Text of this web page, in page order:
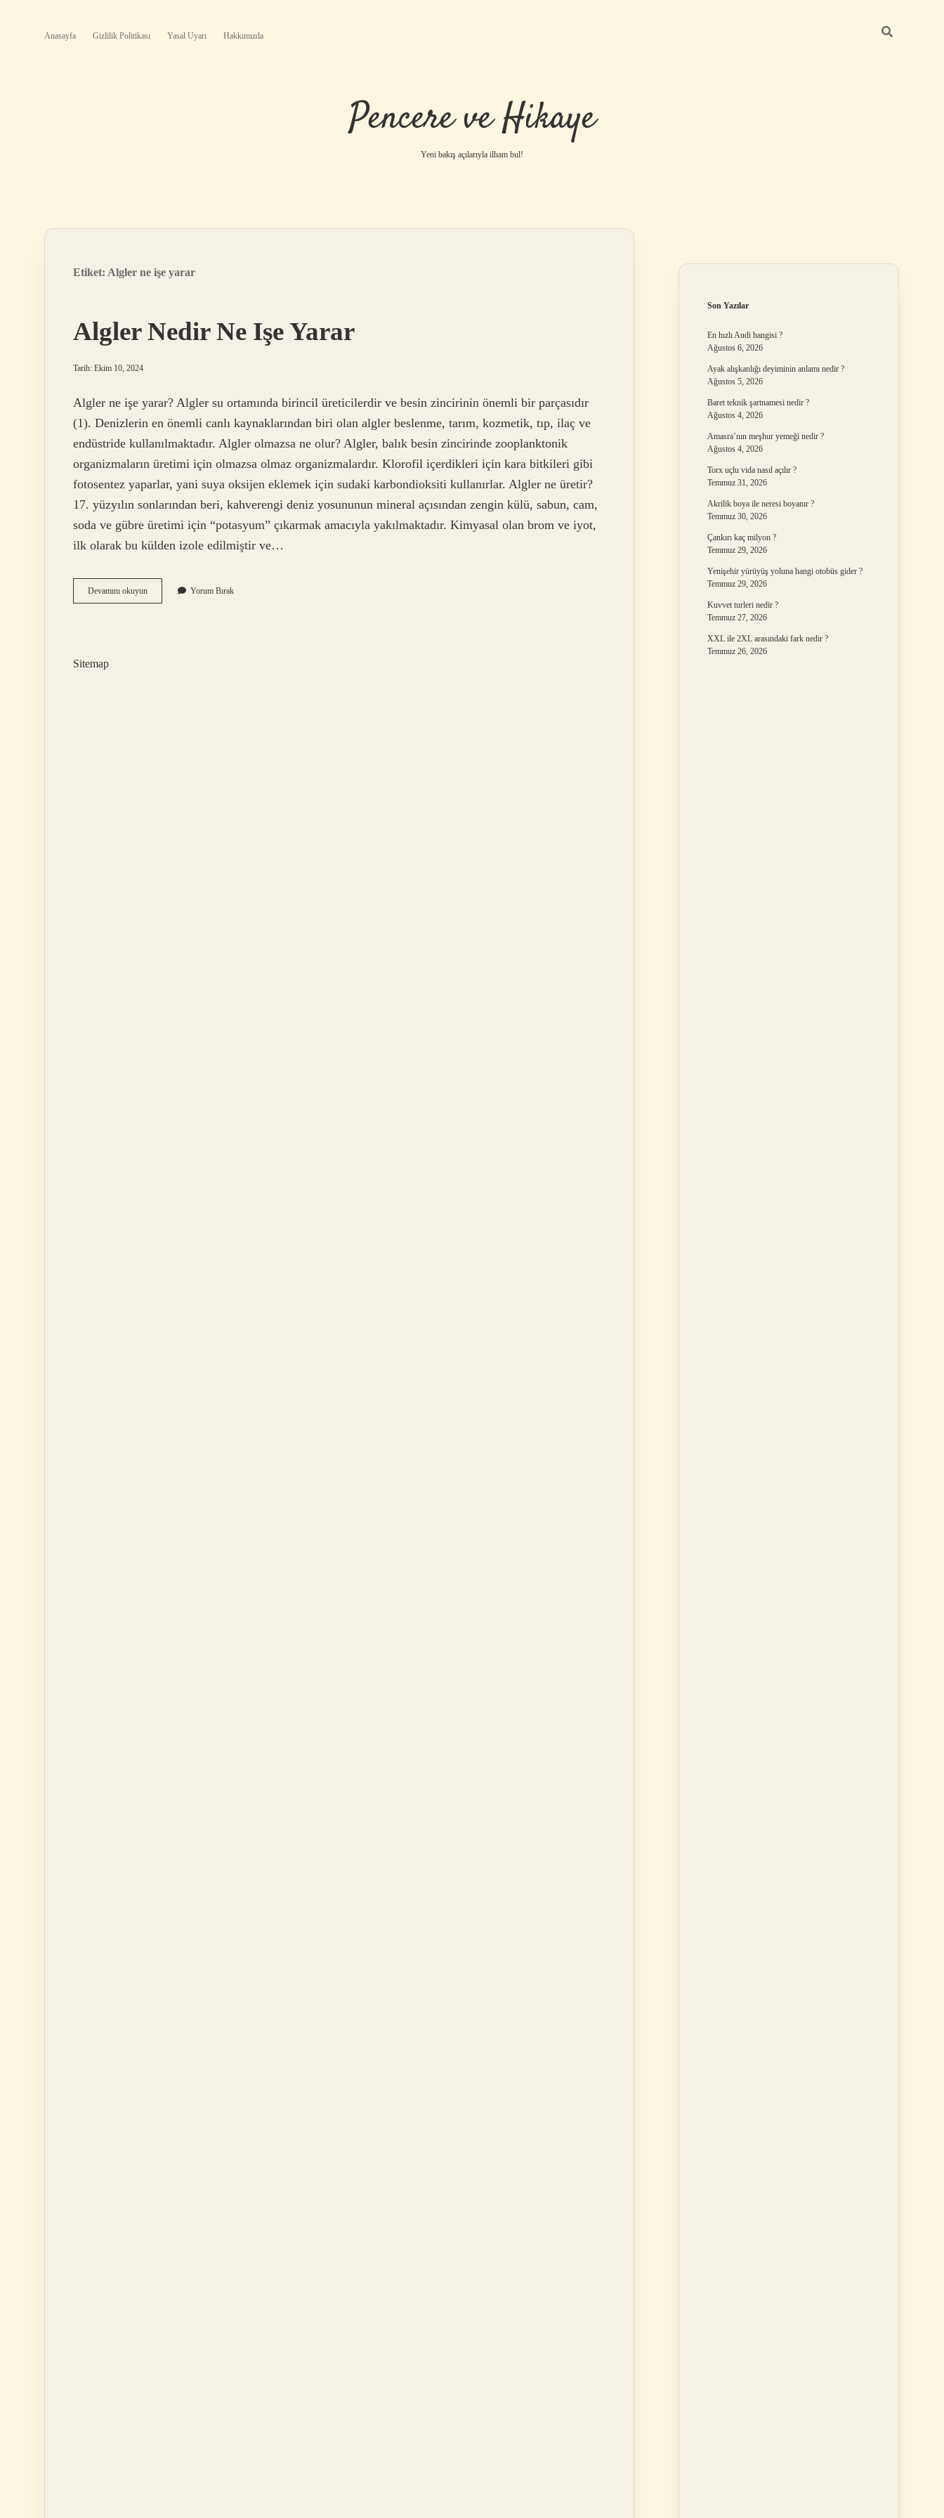
Anasayfa Gizlilik Politikası Yasal Uyarı Hakkımızda
Pencere ve Hikaye
Yeni bakış açılarıyla ilham bul!
Etiket: Algler ne işe yarar
Algler Nedir Ne Işe Yarar
Tarih: Ekim 10, 2024
Algler ne işe yarar? Algler su ortamında birincil üreticilerdir ve besin zincirinin önemli bir parçasıdır
(1). Denizlerin en önemli canlı kaynaklarından biri olan algler beslenme, tarım, kozmetik, tıp, ilaç ve
endüstride kullanılmaktadır. Algler olmazsa ne olur? Algler, balık besin zincirinde zooplanktonik
organizmaların üretimi için olmazsa olmaz organizmalardır. Klorofil içerdikleri için kara bitkileri gibi
fotosentez yaparlar, yani suya oksijen eklemek için sudaki karbondioksiti kullanırlar. Algler ne üretir?
17. yüzyılın sonlarından beri, kahverengi deniz yosununun mineral açısından zengin külü, sabun, cam,
soda ve gübre üretimi için “potasyum” çıkarmak amacıyla yakılmaktadır. Kimyasal olan brom ve iyot,
ilk olarak bu külden izole edilmiştir ve…
Devamını okuyunAlgler
Nedir
Yorum Bırak
Sitemap
Son Yazılar
En hızlı Audi hangisi ?
Ağustos 6, 2026
Ayak alışkanlığı deyiminin anlamı nedir ?
Ağustos 5, 2026
Baret teknik şartnamesi nedir ?
Ağustos 4, 2026
Amasra’nın meşhur yemeği nedir ?
Ağustos 4, 2026
Torx uçlu vida nasıl açılır ?
Temmuz 31, 2026
Akrilik boya ile neresi boyanır ?
Temmuz 30, 2026
Çankırı kaç milyon ?
Temmuz 29, 2026
Yenişehir yürüyüş yoluna hangi otobüs gider ?
Temmuz 29, 2026
Kuvvet turleri nedir ?
Temmuz 27, 2026
XXL ile 2XL arasındaki fark nedir ?
Temmuz 26, 2026